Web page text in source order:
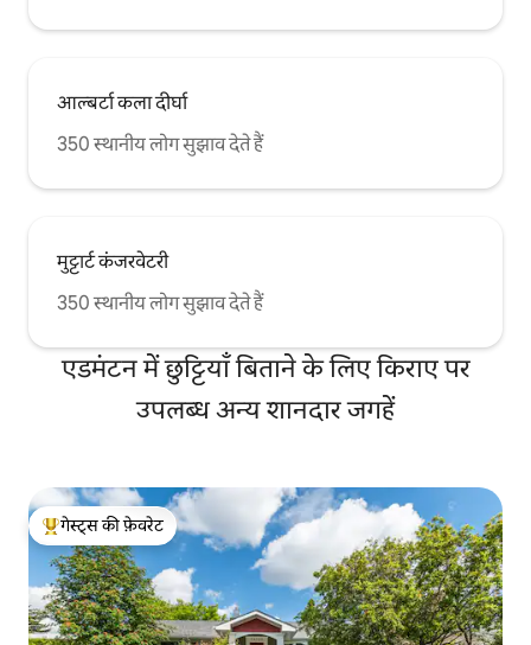
आल्बर्टा कला दीर्घा
350 स्थानीय लोग सुझाव देते हैं
मुट्टार्ट कंजरवेटरी
350 स्थानीय लोग सुझाव देते हैं
एडमंटन में छुट्टियाँ बिताने के लिए किराए पर
उपलब्ध अन्य शानदार जगहें
गेस्ट्स का टॉप फ़ेवरेट
गेस्ट्स की फ़ेवरेट